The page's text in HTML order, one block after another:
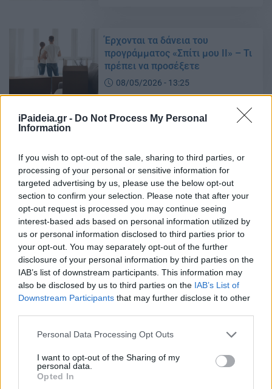
iPaideia.gr - Do Not Process My Personal
Information
If you wish to opt-out of the sale, sharing to third parties, or
processing of your personal or sensitive information for
targeted advertising by us, please use the below opt-out
section to confirm your selection. Please note that after your
opt-out request is processed you may continue seeing
interest-based ads based on personal information utilized by
us or personal information disclosed to third parties prior to
your opt-out. You may separately opt-out of the further
disclosure of your personal information by third parties on the
IAB’s list of downstream participants. This information may
also be disclosed by us to third parties on the IAB’s List of
Downstream Participants that may further disclose it to other
Please note that this website/app uses one or more Google
not limited to your visit or usage behaviour. You may click to
grant or deny consent to Google and its third-party tags to
use your data for below specified purposes in below Google
Personal Data Processing Opt Outs
I want to opt-out of the Sharing of my
personal data.
Opted In
Έρχονται τα δάνεια του
προγράμματος «Σπίτι μου ΙΙ» – Τι
πρέπει να προσέξετε
08/05/2026 - 13:25
συμβεί με τις δανειακές
συμβάσεις
30/04/2026 - 13:23
Παρατείνονται τέσσερα
προγράμματα του «Εξοικονομώ»
– Οι νέες προθεσμίες
30/04/2026 - 08:58
αλλάζει
29/04/2026 - 09:15